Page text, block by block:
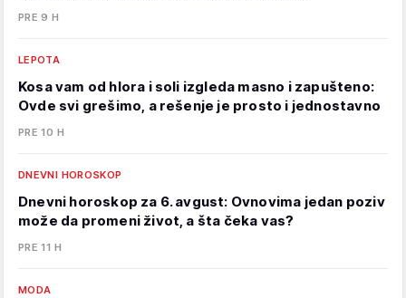
PRE 9 H
LEPOTA
Kosa vam od hlora i soli izgleda masno i zapušteno:
Ovde svi grešimo, a rešenje je prosto i jednostavno
PRE 10 H
DNEVNI HOROSKOP
Dnevni horoskop za 6. avgust: Ovnovima jedan poziv
može da promeni život, a šta čeka vas?
PRE 11 H
MODA